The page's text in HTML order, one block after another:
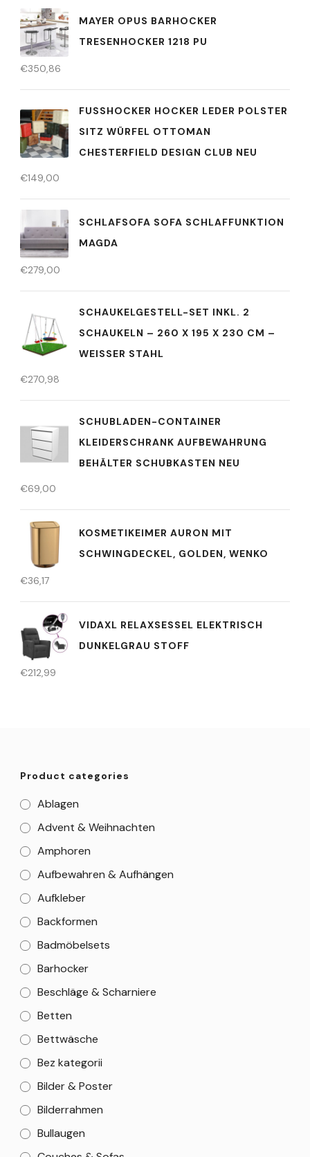
MAYER OPUS BARHOCKER
TRESENHOCKER 1218 PU
€350,86
FUSSHOCKER HOCKER LEDER POLSTER S
ITZ WÜRFEL OTTOMAN C
HESTERFIELD DESIGN CLUB NEU
€149,00
SCHLAFSOFA SOFA SCHLAFFUNKTION
MAGDA
€279,00
SCHAUKELGESTELL-SET INKL. 2
SCHAUKELN – 260 X 195 X 230 CM –
WEISSER STAHL
€270,98
SCHUBLADEN-CONTAINER
KLEIDERSCHRANK AUFBEWAHRUNG
BEHÄLTER SCHUBKASTEN NEU
€69,00
KOSMETIKEIMER AURON MIT
SCHWINGDECKEL, GOLDEN, WENKO
€36,17
VIDAXL RELAXSESSEL ELEKTRISCH
DUNKELGRAU STOFF
€212,99
Product categories
Ablagen
Advent & Weihnachten
Amphoren
Aufbewahren & Aufhängen
Aufkleber
Backformen
Badmöbelsets
Barhocker
Beschläge & Scharniere
Betten
Bettwäsche
Bez kategorii
Bilder & Poster
Bilderrahmen
Bullaugen